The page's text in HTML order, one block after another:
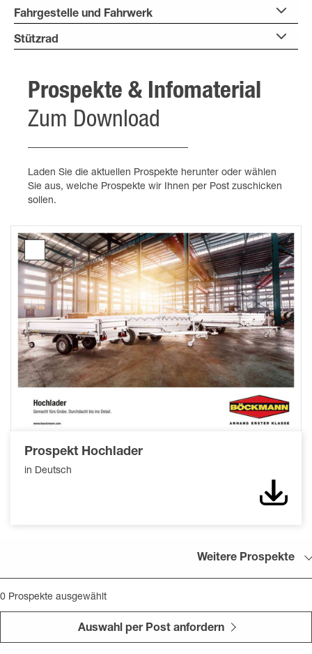
Fahrgestelle und Fahrwerk
Stützrad
Prospekte & Infomaterial
Zum Download
Laden Sie die aktuellen Prospekte herunter oder wählen
Sie aus, welche Prospekte wir Ihnen per Post zuschicken
sollen.
Prospekt
Hochlader
Prospekt Hochlader
in Deutsch
Weitere Prospekte
0 Prospekte ausgewählt
Auswahl per Post anfordern